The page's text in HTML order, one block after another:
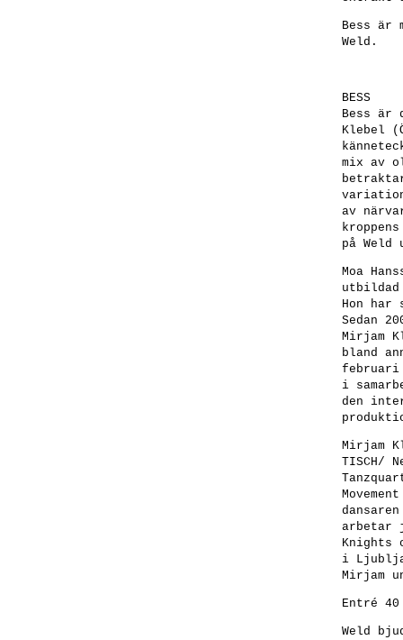
Bess är
Weld.
BESS
Bess är
Klebel
mix av
av
på
Moa
utbildad
Hon har
Sedan
Mirjam
bland
februari
i
den
Mirjam
TISCH/
arbetar
Knights
i
Mirjam
Entré
Weld